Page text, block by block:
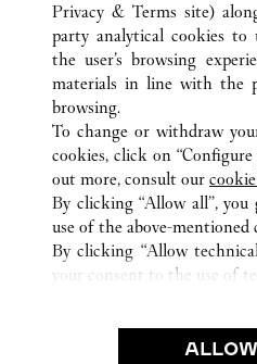
所有卡地亚精品店位置 德国
ALTE
CUSTOMER CARE
CONTACT US
OUR COMPANY
CAREERS
FIND A BOUTIQUE
Privacy & Terms site)
party analytical cookies to
the user’s browsing
materials in line with the
browsing.
To change or withdraw
cookies, click on
out more, consult our
By clicking “Allow all”,
use of the above-mentioned
By clicking “Allow
your consent to the use of